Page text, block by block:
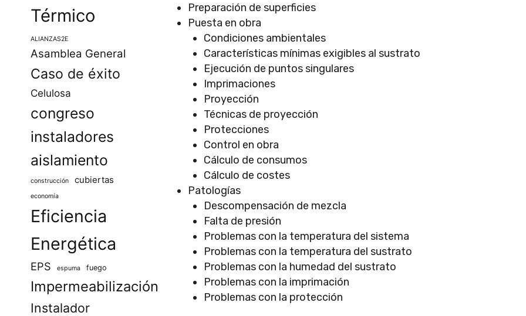
Térmico
ALIANZAS2E
Asamblea General
Caso de éxito
Celulosa
congreso
instaladores
aislamiento
construcción cubiertas
economía
Eficiencia
Energética
EPS espuma fuego
Impermeabilización
Instalador
Preparación de superficies
Puesta en obra
Condiciones ambientales
Características mínimas exigibles al sustrato
Ejecución de puntos singulares
Imprimaciones
Proyección
Técnicas de proyección
Protecciones
Control en obra
Cálculo de consumos
Cálculo de costes
Patologías
Descompensación de mezcla
Falta de presión
Problemas con la temperatura del sistema
Problemas con la temperatura del sustrato
Problemas con la humedad del sustrato
Problemas con la imprimación
Problemas con la protección